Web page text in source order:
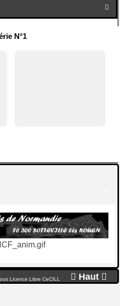

N°1
 Haut 
Licence Libre CeCILL